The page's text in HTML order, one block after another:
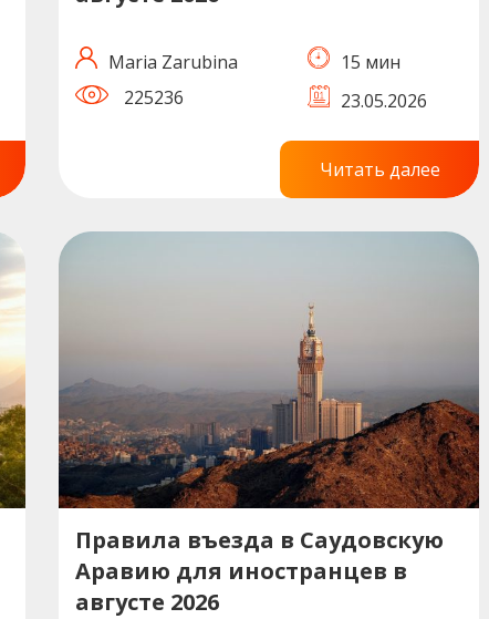
Maria Zarubina
15 мин
225236
23.05.2026
Читать далее
Правила въезда в Саудовскую
Аравию для иностранцев в
августе 2026